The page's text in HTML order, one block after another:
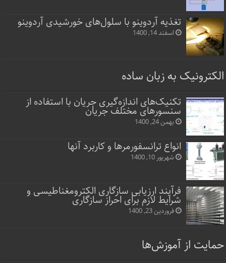
تغذیه آردوینو با سلول‌های خورشیدی آردوینو
اسفند 14, 1400
الکترونیک به زبان ساده
تکنیک‌های اندازه‌گیری جریان با استفاده از
سنسورهای مختلف جریان
بهمن 24, 1400
انواع ترانسفورمرها و کاربرد آنها
شهریور 10, 1400
فرآیند ارزیابی سازگاری الکترومغناطیسی و
شرایط لازم برای احراز سازگاری
فروردین 23, 1400
حمایت از آموزش‌ها